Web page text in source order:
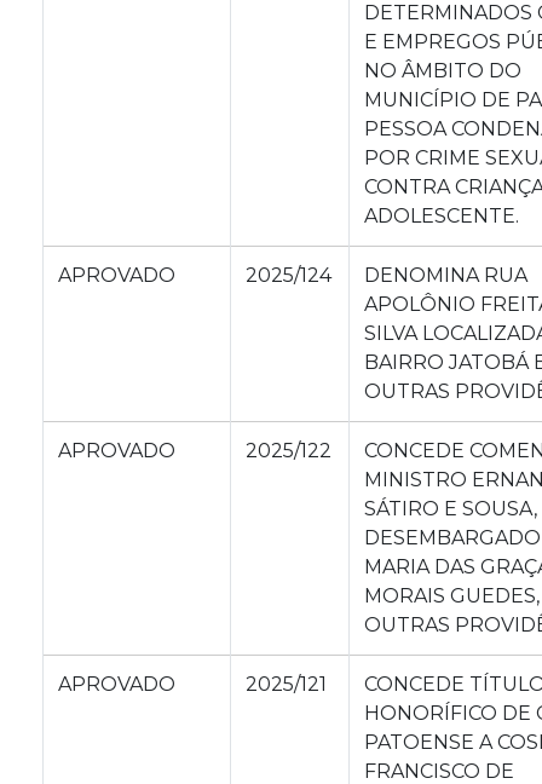
DETERMINADOS
E EMPREGOS
NO ÂMBITO DO
MUNICÍPIO DE
PESSOA
POR CRIME
CONTRA
ADOLESCENTE.
APROVADO 2025/124
DENOMINA RUA
APOLÔNIO
SILVA
BAIRRO JATOBÁ
OUTRAS
APROVADO 2025/122
CONCEDE
MINISTRO
SÁTIRO E SOUSA,
MARIA DAS
MORAIS
OUTRAS
APROVADO 2025/121
CONCEDE
HONORÍFICO DE
PATOENSE A
FRANCISCO DE